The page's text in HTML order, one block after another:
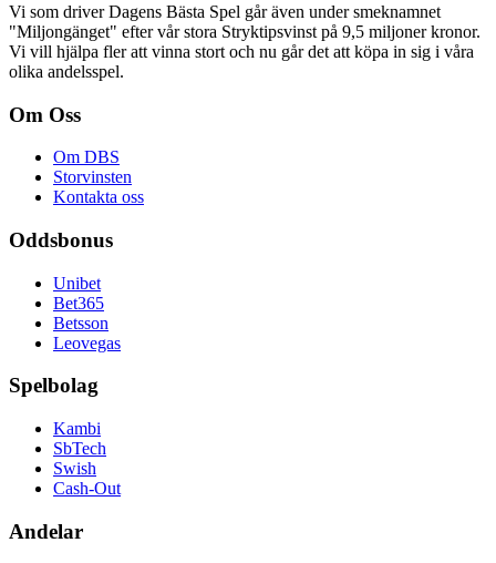
Vi som driver Dagens Bästa Spel går även under smeknamnet
"Miljongänget" efter vår stora Stryktipsvinst på 9,5 miljoner kronor.
Vi vill hjälpa fler att vinna stort och nu går det att köpa in sig i våra
olika andelsspel.
Om Oss
Om DBS
Storvinsten
Kontakta oss
Oddsbonus
Unibet
Bet365
Betsson
Leovegas
Spelbolag
Kambi
SbTech
Swish
Cash-Out
Andelar